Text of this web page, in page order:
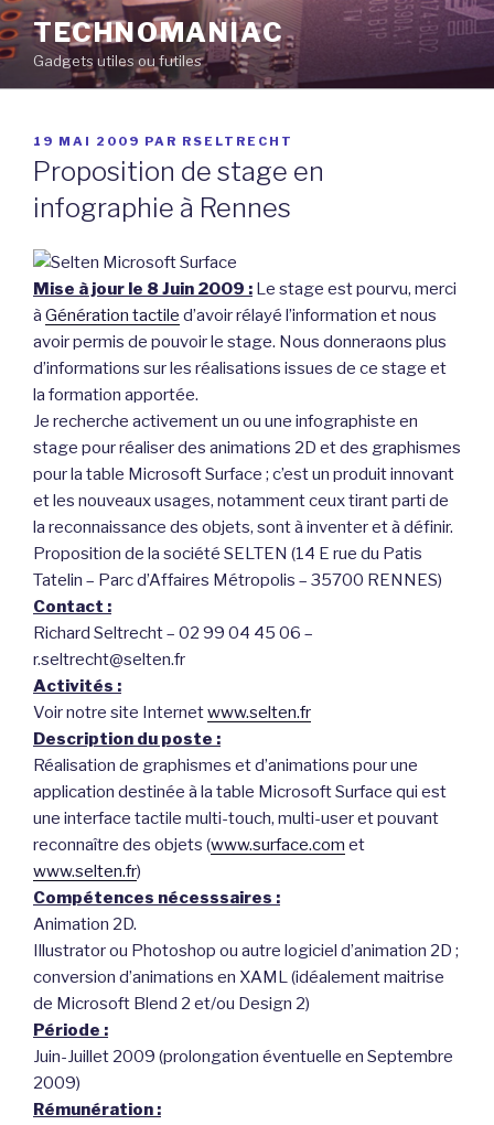
Aller
au
contenu
principal
TECHNOMANIAC
Gadgets utiles ou futiles
PUBLIÉ
LE
19 MAI 2009 PAR RSELTRECHT
Proposition de stage en
infographie à Rennes
Mise à jour le 8 Juin 2009 : Le stage est pourvu, merci
à Génération tactile d’avoir rélayé l’information et nous
avoir permis de pouvoir le stage. Nous donneraons plus
d’informations sur les réalisations issues de ce stage et
la formation apportée.
Je recherche activement un ou une infographiste en
stage pour réaliser des animations 2D et des graphismes
pour la table Microsoft Surface ; c’est un produit innovant
et les nouveaux usages, notamment ceux tirant parti de
la reconnaissance des objets, sont à inventer et à définir.
Proposition de la société SELTEN (14 E rue du Patis
Tatelin – Parc d’Affaires Métropolis – 35700 RENNES)
Contact :
Richard Seltrecht – 02 99 04 45 06 –
r.seltrecht@selten.fr
Activités :
Voir notre site Internetwww.selten.fr
Description du poste :
Réalisation de graphismes et d’animations pour une
application destinée à la table Microsoft Surface qui est
une interface tactile multi-touch, multi-user et pouvant
reconnaître des objets (www.surface.com et
www.selten.fr)
Compétences nécesssaires :
Animation 2D.
Illustrator ou Photoshop ou autre logiciel d’animation 2D ;
conversion d’animations en XAML (idéalement maitrise
de Microsoft Blend 2 et/ou Design 2)
Période :
Juin-Juillet 2009 (prolongation éventuelle en Septembre
2009)
Rémunération :